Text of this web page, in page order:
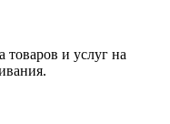
товаров и услуг на